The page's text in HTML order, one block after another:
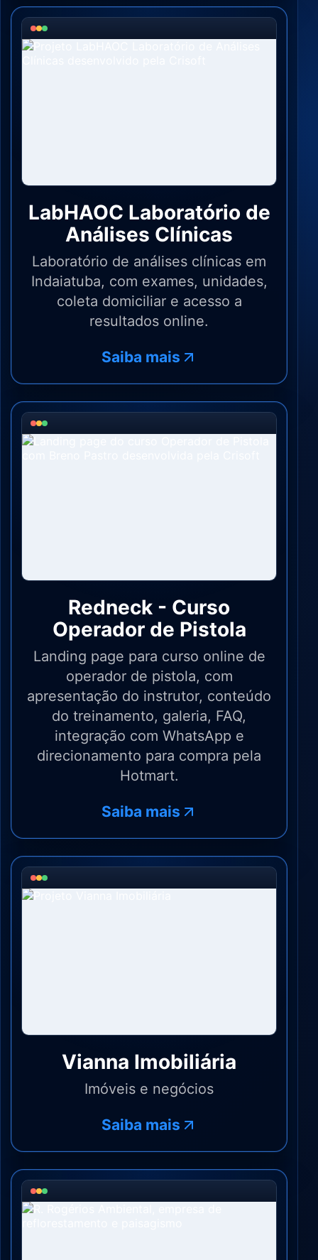
LabHAOC Laboratório de
Análises Clínicas
Laboratório de análises clínicas em
Indaiatuba, com exames, unidades,
coleta domiciliar e acesso a
resultados online.
Saiba mais
Redneck - Curso
Operador de Pistola
Landing page para curso online de
operador de pistola, com
apresentação do instrutor, conteúdo
do treinamento, galeria, FAQ,
integração com WhatsApp e
direcionamento para compra pela
Hotmart.
Saiba mais
Vianna Imobiliária
Imóveis e negócios
Saiba mais